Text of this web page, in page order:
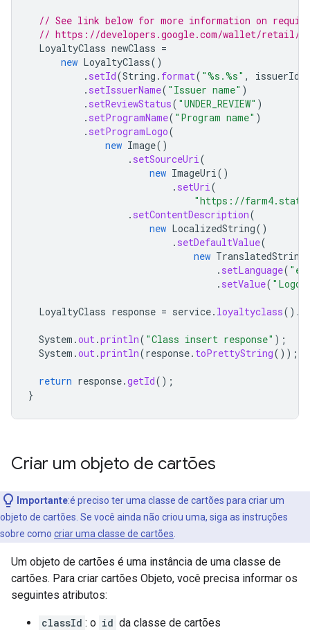
// See link below for more information on
// https://developers.google.com/wallet/retail/
LoyaltyClass newClass =
new LoyaltyClass()
. setId(String . format( "%s.%s" , issuerId
. setIssuerName( "Issuer name" )
. setReviewStatus( "UNDER_REVIEW" )
. setProgramName( "Program name" )
. setProgramLogo(
new Image()
. setSourceUri(
new ImageUri()
. setUri(
"https://
. setContentDescription(
new LocalizedString()
. setDefaultValue(
new TranslatedString
. setLanguage(
. setValue( "Logo
LoyaltyClass response = service. loyaltyclass().
System .out.println( "Class insert response" );
System .out.println(response. toPrettyString());
return response.getId();
}
Criar um objeto de cartões
Importante:é preciso ter uma classe de cartões para criar um
objeto de cartões. Se você ainda não criou uma, siga as instruções
sobre como criar uma classe de cartões
Um objeto de cartões é uma instância de uma classe de
cartões. Para criar cartões Objeto, você precisa informar os
seguintes atributos:
classId : o id da classe de cartões